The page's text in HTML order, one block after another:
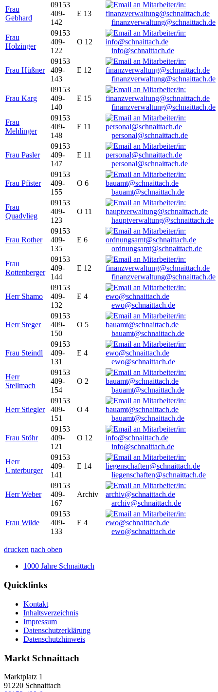
Frau
Gebhard
09153
409-
142
E 13
finanzverwaltung@schnaittach.de
Frau
Holzinger
09153
409-
122
O 12
info@schnaittach.de
Frau Hüßner
09153
409-
143
E 12
finanzverwaltung@schnaittach.de
Frau Karg
09153
409-
140
E 15
finanzverwaltung@schnaittach.de
Frau
Mehlinger
09153
409-
148
E 11
personal@schnaittach.de
Frau Pasler
09153
409-
147
E 11
personal@schnaittach.de
Frau Pfister
09153
409-
155
O 6
bauamt@schnaittach.de
Frau
Quadvlieg
09153
409-
123
O 11
hauptverwaltung@schnaittach.de
Frau Rother
09153
409-
135
E 6
ordnungsamt@schnaittach.de
Frau
Rottenberger
09153
409-
144
E 12
finanzverwaltung@schnaittach.de
Herr Shamo
09153
409-
132
E 4
ewo@schnaittach.de
Herr Steger
09153
409-
150
O 5
bauamt@schnaittach.de
Frau Steindl
09153
409-
131
E 4
ewo@schnaittach.de
Herr
Stellmach
09153
409-
154
O 2
bauamt@schnaittach.de
Herr Stiegler
09153
409-
151
O 4
bauamt@schnaittach.de
Frau Stöhr
09153
409-
121
O 12
info@schnaittach.de
Herr
Unterburger
09153
409-
141
E 14
liegenschaften@schnaittach.de
Herr Weber
09153
409-
167
Archiv
archiv@schnaittach.de
Frau Wilde
09153
409-
133
E 4
ewo@schnaittach.de
drucken nach oben
1000 Jahre Schnaittach
Quicklinks
Kontakt
Inhaltsverzeichnis
Impressum
Datenschutzerklärung
Datenschutzhinweis
Markt Schnaittach
Marktplatz 1
91220 Schnaittach